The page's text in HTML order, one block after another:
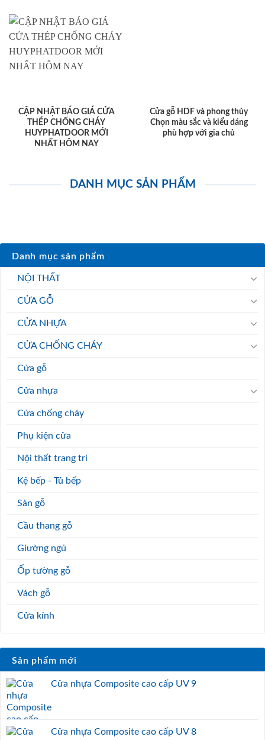
CẬP NHẬT BÁO GIÁ CỬA
THÉP CHỐNG CHÁY
HUYPHATDOOR MỚI
NHẤT HÔM NAY
Cửa gỗ HDF và phong thủy
Chọn màu sắc và kiểu dáng
phù hợp với gia chủ
DANH MỤC SẢN PHẨM
Danh mục sản phẩm
NỘI THẤT
CỬA GỖ
CỬA NHỰA
CỬA CHỐNG CHÁY
Cửa gỗ
Cửa nhựa
Cửa chống cháy
Phụ kiện cửa
Nội thất trang trí
Kệ bếp - Tủ bếp
Sàn gỗ
Cầu thang gỗ
Giường ngủ
Ốp tường gỗ
Vách gỗ
Cửa kính
Sản phẩm mới
Cửa nhựa Composite cao cấp UV 9
Cửa nhựa Composite cao cấp UV 8